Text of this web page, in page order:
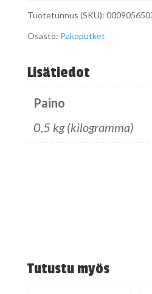
määrä
Tuotetunnus (SKU):
Osasto: Pakoputket
Lisätiedot
Paino
0,5 kg (kilogramma)
Tutustu myös